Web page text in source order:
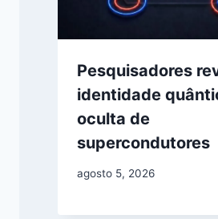
Pesquisadores
identidade
oculta de
supercondutores
agosto 5, 2026